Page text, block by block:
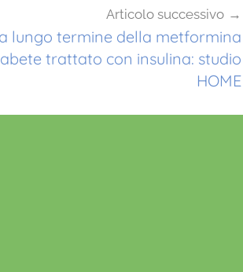
Articolo successivo
lungo termine della metformina
trattato con insulina: studio
HOME